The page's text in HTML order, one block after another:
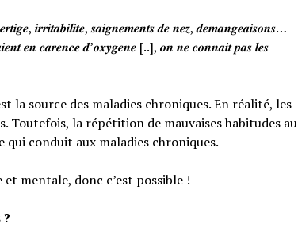
𝒊𝒓𝒓𝒊𝒕𝒂𝒃𝒊𝒍𝒊𝒕𝒆, 𝒔𝒂𝒊𝒈𝒏𝒆𝒎𝒆𝒏𝒕𝒔 𝒅𝒆 𝒏𝒆𝒛, 𝒅𝒆𝒎𝒂𝒏𝒈𝒆𝒂𝒊𝒔𝒐𝒏𝒔…
𝒆𝒏 𝒄𝒂𝒓𝒆𝒏𝒄𝒆 𝒅’𝒐𝒙𝒚𝒈𝒆𝒏𝒆 [..], 𝒐𝒏 𝒏𝒆 𝒄𝒐𝒏𝒏𝒂𝒊𝒕 𝒑𝒂𝒔 𝒍𝒆𝒔
la source des maladies chroniques. En réalité, les
Toutefois, la répétition de mauvaises habitudes au
qui conduit aux maladies chroniques.
mentale, donc c’est possible !